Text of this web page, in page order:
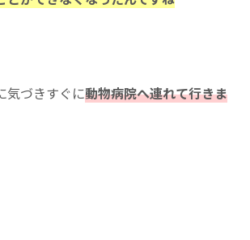
気づきすぐに動物病院へ連れて行きま